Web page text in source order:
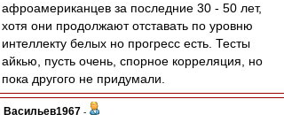
афроамериканцев за последние 30 - 50 лет,
хотя они продолжают отставать по уровню
интеллекту белых но прогресс есть. Тесты
айкью, пусть очень, спорное корреляция, но
пока другого не придумали.
Васильев1967 -